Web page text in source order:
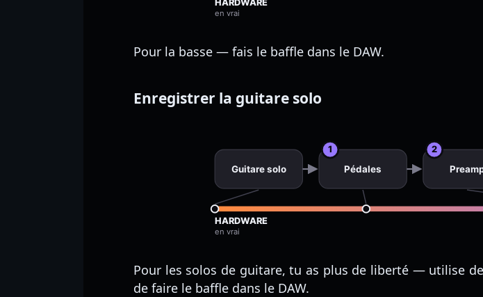
HARDWARE
en vrai
Pour la basse — fais le baffle dans le DAW.
Enregistrer la guitare solo
Guitare solo Pédales
1 2
HARDWARE
en vrai
Pour les solos de guitare, tu as plus de liberté — utilise
de faire le baffle dans le DAW.